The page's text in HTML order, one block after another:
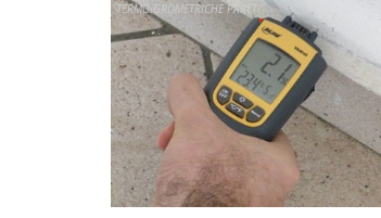
TERMOIGROMETRICHE PARETI